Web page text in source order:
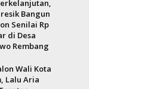
Bangun
Senilai Rp
di Desa
Rembang
Wali Kota
Lalu Aria